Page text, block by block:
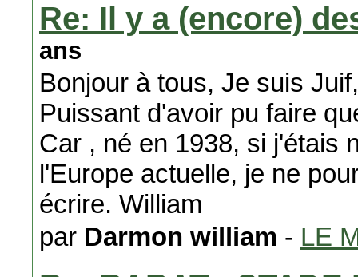
Re: Il y a (encore)
ans
Bonjour à tous, Je suis
Puissant d'avoir pu faire
Car , né en 1938, si j'étais
l'Europe actuelle, je ne
écrire. William
par Darmon william - LE